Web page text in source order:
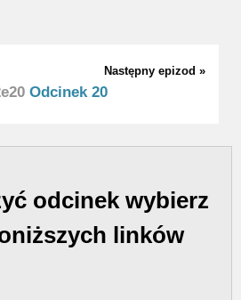
Następny epizod »
Odcinek 20
odcinek wybierz
linków